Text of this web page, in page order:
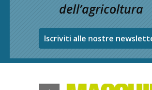
dell’agricoltura
Iscriviti alle nostre